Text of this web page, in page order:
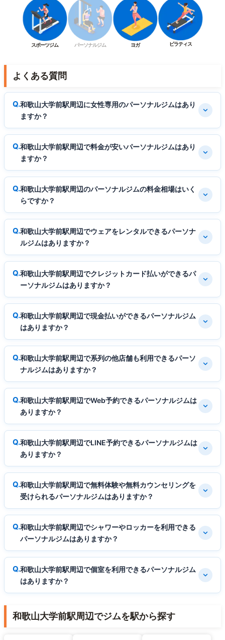
スポーツジム パーソナルジム ヨガ ピラティス
よくある質問
和歌山大学前駅周辺に女性専用のパーソナルジムはあり
ますか？
和歌山大学前駅周辺で料金が安いパーソナルジムはあり
ますか？
和歌山大学前駅周辺のパーソナルジムの料金相場はいく
らですか？
和歌山大学前駅周辺でウェアをレンタルできるパーソナ
ルジムはありますか？
和歌山大学前駅周辺でクレジットカード払いができるパ
ーソナルジムはありますか？
和歌山大学前駅周辺で現金払いができるパーソナルジム
はありますか？
和歌山大学前駅周辺で系列の他店舗も利用できるパーソ
ナルジムはありますか？
和歌山大学前駅周辺でWeb予約できるパーソナルジムは
ありますか？
和歌山大学前駅周辺でLINE予約できるパーソナルジムは
ありますか？
和歌山大学前駅周辺で無料体験や無料カウンセリングを
受けられるパーソナルジムはありますか？
和歌山大学前駅周辺でシャワーやロッカーを利用できる
パーソナルジムはありますか？
和歌山大学前駅周辺で個室を利用できるパーソナルジム
はありますか？
和歌山大学前駅周辺でジムを駅から探す